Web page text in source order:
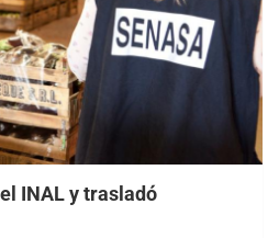
INAL y trasladó